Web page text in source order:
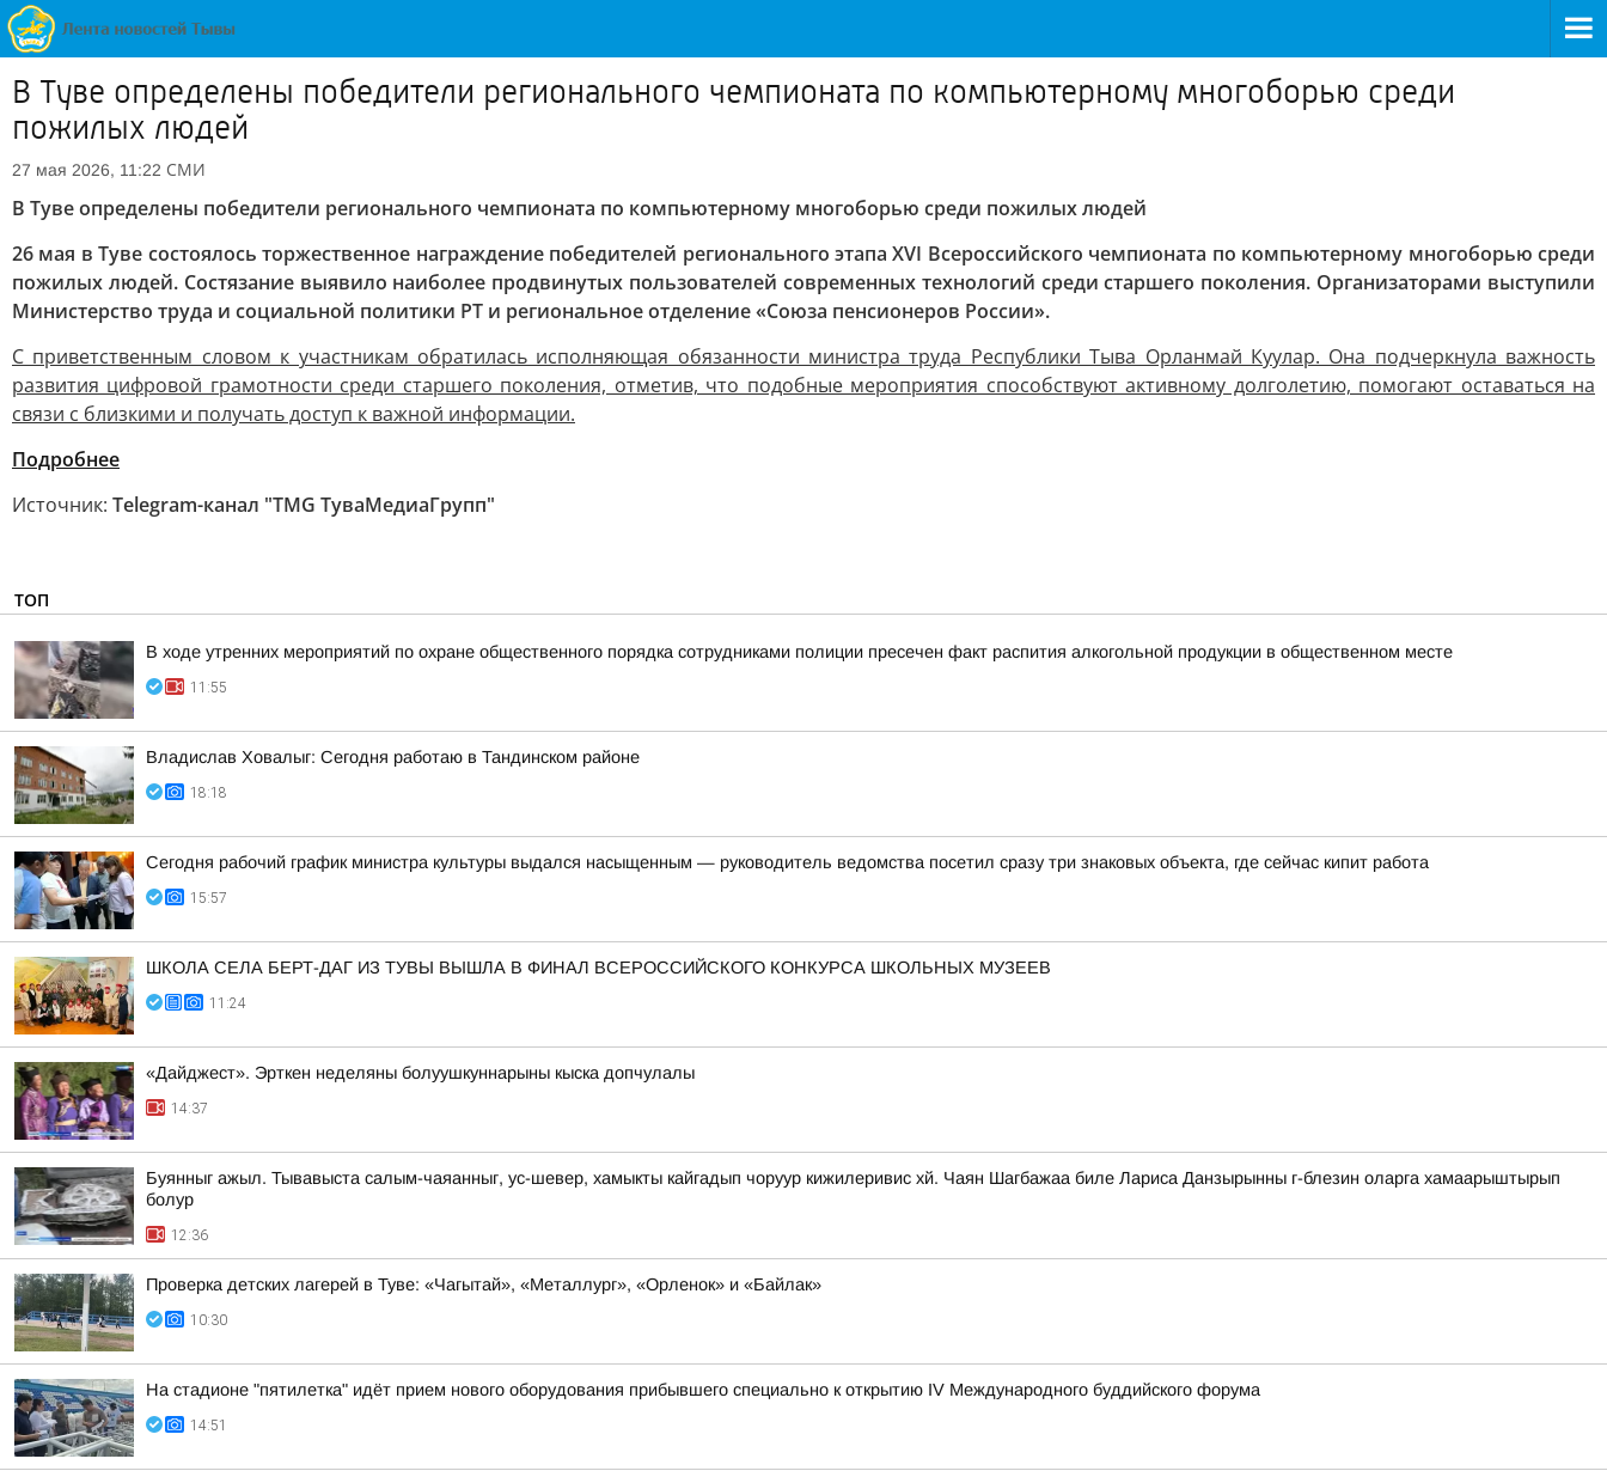
В Туве определены победители регионального чемпионата по компьютерному многоборью среди
пожилых людей
27 мая 2026, 11:22 СМИ
В Туве определены победители регионального чемпионата по компьютерному многоборью среди пожилых людей
26 мая в Туве состоялось торжественное награждение победителей регионального этапа XVI Всероссийского чемпионата по компьютерному многоборью среди
пожилых людей. Состязание выявило наиболее продвинутых пользователей современных технологий среди старшего поколения. Организаторами выступили
Министерство труда и социальной политики РТ и региональное отделение «Союза пенсионеров России».
С приветственным словом к участникам обратилась исполняющая обязанности министра труда Республики Тыва Орланмай Куулар. Она подчеркнула важность
развития цифровой грамотности среди старшего поколения, отметив, что подобные мероприятия способствуют активному долголетию, помогают оставаться на
связи с близкими и получать доступ к важной информации.
Подробнее
Источник: Telegram-канал "TMG ТуваМедиаГрупп"
ТОП
В ходе утренних мероприятий по охране общественного порядка сотрудниками полиции пресечен факт распития алкогольной продукции в общественном месте
11:55
Владислав Ховалыг: Сегодня работаю в Тандинском районе
18:18
Сегодня рабочий график министра культуры выдался насыщенным — руководитель ведомства посетил сразу три знаковых объекта, где сейчас кипит работа
15:57
ШКОЛА СЕЛА БЕРТ-ДАГ ИЗ ТУВЫ ВЫШЛА В ФИНАЛ ВСЕРОССИЙСКОГО КОНКУРСА ШКОЛЬНЫХ МУЗЕЕВ
11:24
«Дайджест». Эрткен неделяны болуушкуннарыны кыска допчулалы
14:37
Буянныг ажыл. Тывавыста салым-чаяанныг, ус-шевер, хамыкты кайгадып чоруур кижилеривис хй. Чаян Шагбажаа биле Лариса Данзырынны г-блезин оларга хамаарыштырып
болур
12:36
Проверка детских лагерей в Туве: «Чагытай», «Металлург», «Орленок» и «Байлак»
10:30
На стадионе "пятилетка" идёт прием нового оборудования прибывшего специально к открытию IV Международного буддийского форума
14:51